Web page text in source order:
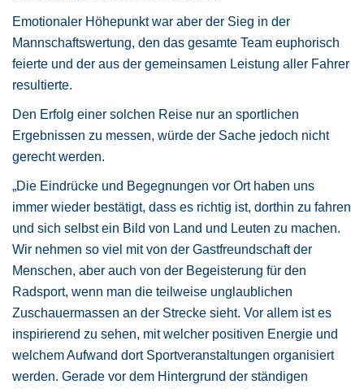
Emotionaler Höhepunkt war aber der Sieg in der
Mannschaftswertung, den das gesamte Team euphorisch
feierte und der aus der gemeinsamen Leistung aller Fahrer
resultierte.
Den Erfolg einer solchen Reise nur an sportlichen
Ergebnissen zu messen, würde der Sache jedoch nicht
gerecht werden.
„Die Eindrücke und Begegnungen vor Ort haben uns
immer wieder bestätigt, dass es richtig ist, dorthin zu fahren
und sich selbst ein Bild von Land und Leuten zu machen.
Wir nehmen so viel mit von der Gastfreundschaft der
Menschen, aber auch von der Begeisterung für den
Radsport, wenn man die teilweise unglaublichen
Zuschauermassen an der Strecke sieht. Vor allem ist es
inspirierend zu sehen, mit welcher positiven Energie und
welchem Aufwand dort Sportveranstaltungen organisiert
werden. Gerade vor dem Hintergrund der ständigen